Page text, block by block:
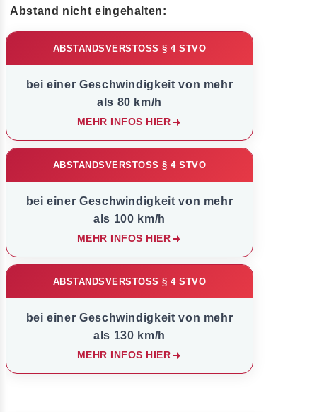
Abstand nicht eingehalten:
ABSTANDSVERSTOSS § 4 STVO
bei einer Geschwindigkeit von mehr
als 80 km/h
MEHR INFOS HIER
ABSTANDSVERSTOSS § 4 STVO
bei einer Geschwindigkeit von mehr
als 100 km/h
MEHR INFOS HIER
ABSTANDSVERSTOSS § 4 STVO
bei einer Geschwindigkeit von mehr
als 130 km/h
MEHR INFOS HIER